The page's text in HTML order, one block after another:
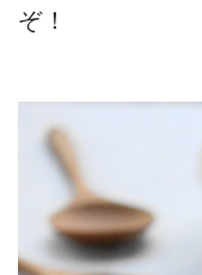
ぞ！